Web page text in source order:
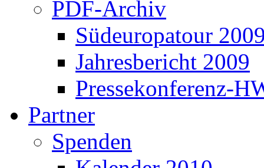
PDF-Archiv
Südeuropatour
Jahresbericht 2009
Pressekonferenz-
Partner
Spenden